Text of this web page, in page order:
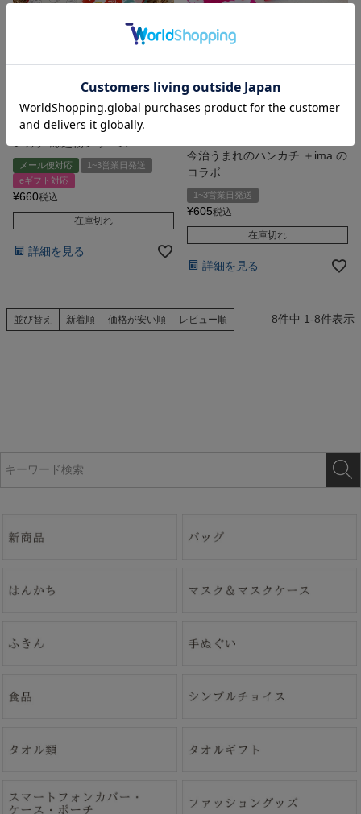
今治産 オーガニックコットン
今治うまれのハンカチ＋ima ハ
メール便対応
1~3営業日発送
eギフト対応
¥660税込
在庫切れ
詳細を見る
今治うまれのハンカチ＋ima Plune. 堀内
今治うまれのハンカチ ＋ima の
コラボ
1~3営業日発送
¥605税込
在庫切れ
詳細を見る
並び替え 新着順 価格が安い順 レビュー順 8件中 1-8件表示